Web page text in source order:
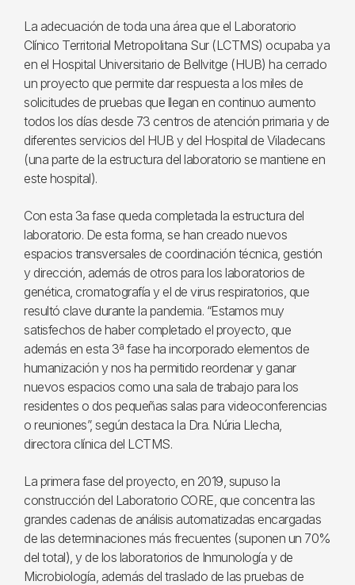
La adecuación de toda una área que el Laboratorio
Clínico Territorial Metropolitana Sur (LCTMS) ocupaba ya
en el Hospital Universitario de Bellvitge (HUB) ha cerrado
un proyecto que permite dar respuesta a los miles de
solicitudes de pruebas que llegan en continuo aumento
todos los días desde 73 centros de atención primaria y de
diferentes servicios del HUB y del Hospital de Viladecans
(una parte de la estructura del laboratorio se mantiene en
este hospital).
Con esta 3a fase queda completada la estructura del
laboratorio. De esta forma, se han creado nuevos
espacios transversales de coordinación técnica, gestión
y dirección, además de otros para los laboratorios de
genética, cromatografía y el de virus respiratorios, que
resultó clave durante la pandemia. “Estamos muy
satisfechos de haber completado el proyecto, que
además en esta 3ª fase ha incorporado elementos de
humanización y nos ha permitido reordenar y ganar
nuevos espacios como una sala de trabajo para los
residentes o dos pequeñas salas para videoconferencias
o reuniones”, según destaca la Dra. Núria Llecha,
directora clínica del LCTMS.
La primera fase del proyecto, en 2019, supuso la
construcción del Laboratorio CORE, que concentra las
grandes cadenas de análisis automatizadas encargadas
de las determinaciones más frecuentes (suponen un 70%
del total), y de los laboratorios de Inmunología y de
Microbiología, además del traslado de las pruebas de